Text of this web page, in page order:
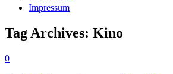
Impressum
Tag Archives: Kino
0